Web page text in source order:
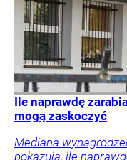
Ile naprawdę
mogą zaskoczyć
Mediana
pokazują, ile